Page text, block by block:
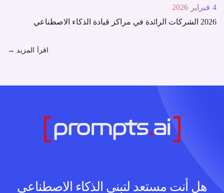
4 فبراير 2026
2026 الشركات الرائدة في مراكز قيادة الذكاء الاصطناعي
اقرأ المزيد →
هل أنت مستعد لتبني الذكاء الاصطناعي